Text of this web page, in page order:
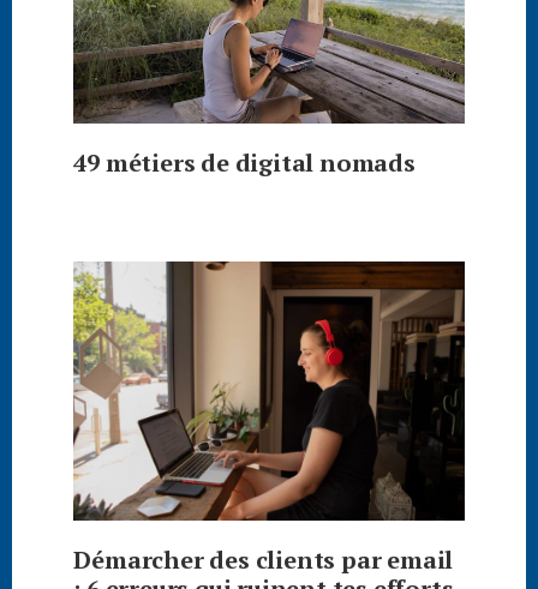
49 métiers de digital nomads
Démarcher des clients par email